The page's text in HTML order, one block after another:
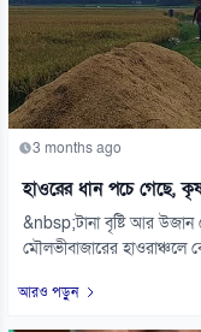
3 months ago
হাওরের ধান পচে গেছে,
&nbsp;টানা বৃষ্টি আর
মৌলভীবাজারের হাওরাঞ্চলে
আরও পড়ুন